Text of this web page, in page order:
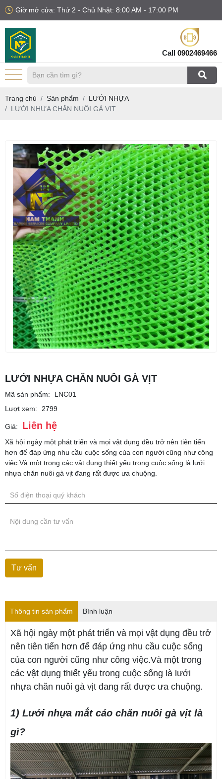
Giờ mở cửa: Thứ 2 - Chủ Nhật: 8:00 AM - 17:00 PM
Call 0902469466
Trang chủ Sản phẩm
LƯỚI NHỰA
LƯỚI NHỰA CHĂN NUÔI GÀ VỊT
LƯỚI NHỰA CHĂN NUÔI GÀ VỊT
Mã sản phẩm:
LNC01
Lượt xem:
2799
Giá: Liên hệ
Xã hội ngày một phát triển và mọi vật dụng đều trở nên tiên tiến
hơn để đáp ứng nhu cầu cuộc sống của con người cũng như công
việc.Và một trong các vật dụng thiết yếu trong cuộc sống là lưới
nhựa chăn nuôi gà vịt đang rất được ưa chuộng.
Thông tin sản phẩm Bình luận
Xã hội ngày một phát triển và mọi vật dụng đều trở
nên tiên tiến hơn để đáp ứng nhu cầu cuộc sống
của con người cũng như công việc.Và một trong
các vật dụng thiết yếu trong cuộc sống là lưới
nhựa chăn nuôi gà vịt đang rất được ưa chuộng.
1) Lưới nhựa mắt cáo chăn nuôi gà vịt là
gì?